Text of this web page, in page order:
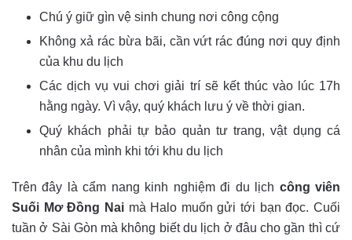
Chú ý giữ gìn vệ sinh chung nơi công cộng
Không xả rác bừa bãi, cần vứt rác đúng nơi quy định
của khu du lịch
Các dịch vụ vui chơi giải trí sẽ kết thúc vào lúc 17h
hằng ngày. Vì vậy, quý khách lưu ý về thời gian.
Quý khách phải tự bảo quản tư trang, vật dụng cá
nhân của mình khi tới khu du lịch
Trên đây là cẩm nang kinh nghiệm đi du lịch công viên
Suối Mơ Đồng Naimà Halo muốn gửi tới bạn đọc. Cuối
tuần ở Sài Gòn mà không biết du lịch ở đâu cho gần thì cứ